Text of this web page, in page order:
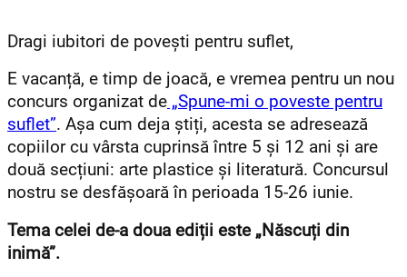
Dragi iubitori de povești pentru suflet,
E vacanță, e timp de joacă, e vremea pentru un nou
concurs organizat de „Spune-mi o poveste pentru
suflet”. Așa cum deja știți, acesta se adresează
copiilor cu vârsta cuprinsă între 5 și 12 ani și are
două secțiuni: arte plastice și literatură. Concursul
nostru se desfășoară în perioada 15-26 iunie.
Tema celei de-a doua ediții este „Născuți din
inimă”.